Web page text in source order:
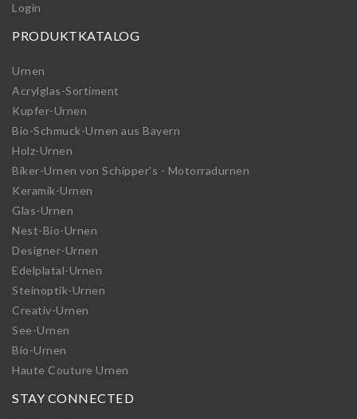
Login
PRODUKTKATALOG
Urnen
Acrylglas-Sortiment
Kupfer-Urnen
Bio-Schmuck-Urnen aus Bayern
Holz-Urnen
Biker-Urnen von Schipper's - Motorradurnen
Keramik-Urnen
Glas-Urnen
Nest-Bio-Urnen
Designer-Urnen
Edelplatal-Urnen
Steinoptik-Urnen
Creativ-Urnen
See-Urnen
Bio-Urnen
Haute Couture Urnen
STAY CONNECTED